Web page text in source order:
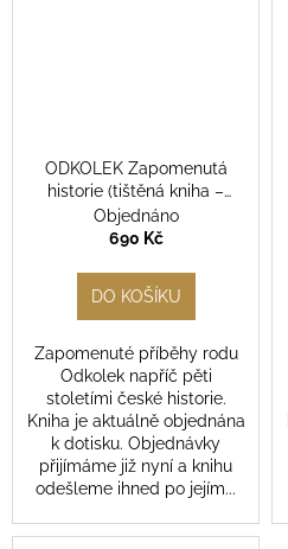
ODKOLEK Zapomenutá
historie (tištěná kniha –
pevná vazba)
Objednáno
690 Kč
DO KOŠÍKU
Zapomenuté příběhy rodu
Odkolek napříč pěti
stoletími české historie.
Kniha je aktuálně objednána
k dotisku. Objednávky
přijímáme již nyní a knihu
odešleme ihned po jejím...
HLEDAT